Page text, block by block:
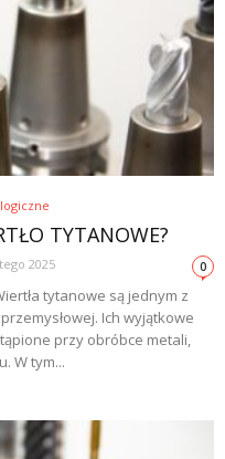
TYTANOWE?
2025 0
tytanowe są jednym z
Ich wyjątkowe
przy obróbce metali,
W tym...